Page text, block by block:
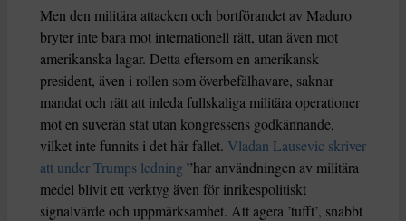
Men den militära attacken och bortförandet av Maduro
bryter inte bara mot internationell rätt, utan även mot
amerikanska lagar. Detta eftersom en amerikansk
president, även i rollen som överbefälhavare, saknar
mandat och rätt att inleda fullskaliga militära operationer
mot en suverän stat utan kongressens godkännande,
vilket inte funnits i det här fallet. Vladan Lausevic skriver
att under Trumps ledning ”har användningen av militära
medel blivit ett verktyg även för inrikespolitiskt
signalvärde och uppmärksamhet. Att agera ’tufft’, snabbt